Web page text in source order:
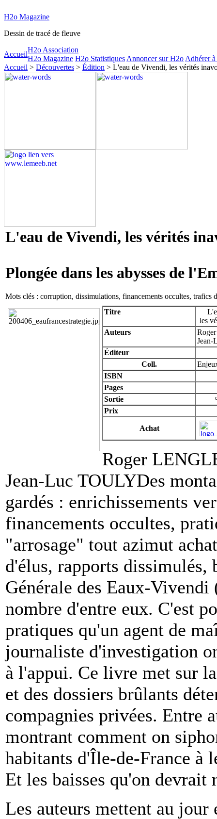
H2o Magazine
Dessin de tracé de fleuve
Accueil
H2o Association
H2o Magazine H2o Statistiques Annoncer sur H2o Adhérer
Accueil > Découvertes > Édition > L'eau de Vivendi, les vérités
L'eau de Vivendi, les vérités
Plongée dans les abysses de
Mots clés : corruption, dissimulations, financements occultes, trafics
Titre
les
Auteurs
Jean-
Éditeur
Coll.
ISBN
Pages
Sortie
Prix
Achat
Roger
Jean-Luc TOULYDes
gardés : enrichissements
financements occultes,
"arrosage" tout azimut
d'élus, rapports dissimulés,
Générale des Eaux-
nombre d'entre eux. C'est
pratiques qu'un agent de
journaliste d'investigation
à l'appui. Ce livre met sur
et des dossiers brûlants
compagnies privées. Entre
montrant comment on
habitants d'Île-de-France à
Et les baisses qu'on
Les auteurs mettent au jour